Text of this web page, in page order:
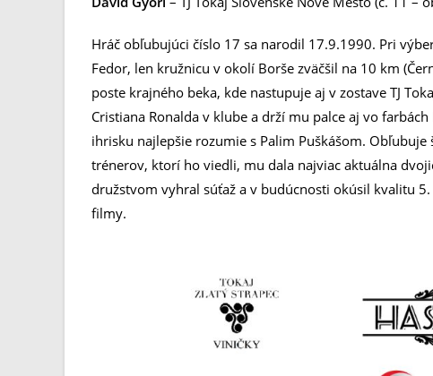
Hráč obľubujúci číslo 17 sa narodil 17.9.1990. Pri
Fedor, len kružnicu v okolí Borše zväčšil na 10 km
poste krajného beka, kde nastupuje aj v zostave TJ
Cristiana Ronalda v klube a drží mu palce aj vo
ihrisku najlepšie rozumie s Palim Puškášom.
trénerov, ktorí ho viedli, mu dala najviac aktuálna
družstvom vyhral súťaž a v budúcnosti okúsil kvalitu
filmy.